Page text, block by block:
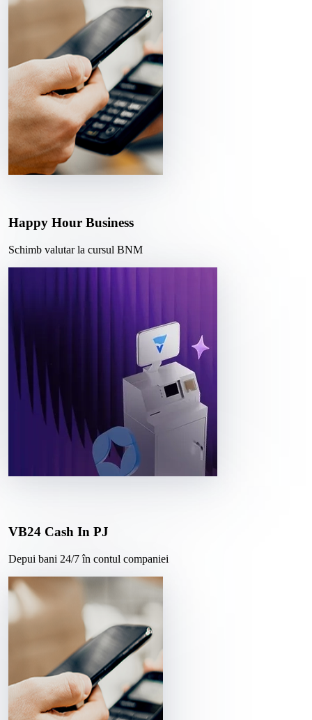
Happy Hour Business
Schimb valutar la cursul BNM
VB24 Cash In PJ
Depui bani 24/7 în contul companiei